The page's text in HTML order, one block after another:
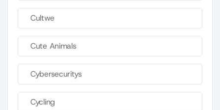
Cultwe
Cute Animals
Cybersecuritys
Cycling